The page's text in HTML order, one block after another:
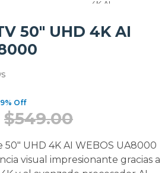
50" UHD 4K AI
Off
$549.00
50" UHD 4K AI WEBOS UA8000
visual impresionante gracias a